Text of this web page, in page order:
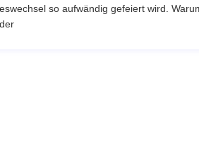
so aufwändig gefeiert wird.